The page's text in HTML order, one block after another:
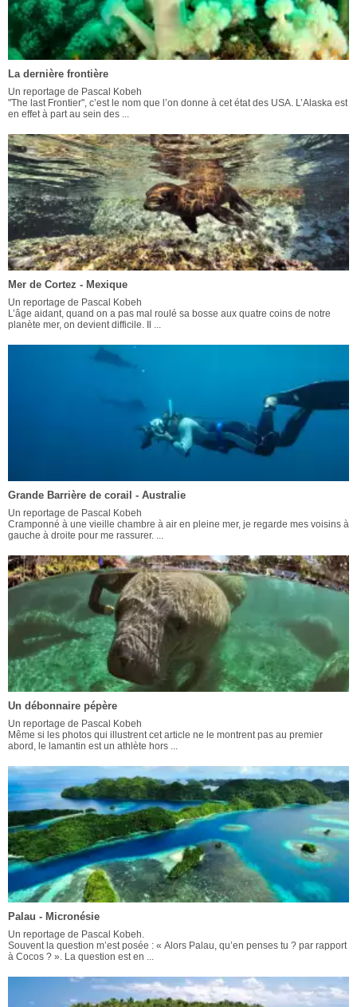
La dernière frontière
Un reportage de Pascal Kobeh
"The last Frontier", c’est le nom que l’on donne à cet état des USA. L’Alaska est
en effet à part au sein des ...
Mer de Cortez - Mexique
Un reportage de Pascal Kobeh
L’âge aidant, quand on a pas mal roulé sa bosse aux quatre coins de notre
planète mer, on devient difficile. Il ...
Grande Barrière de corail - Australie
Un reportage de Pascal Kobeh
Cramponné à une vieille chambre à air en pleine mer, je regarde mes voisins à
gauche à droite pour me rassurer. ...
Un débonnaire pépère
Un reportage de Pascal Kobeh
Même si les photos qui illustrent cet article ne le montrent pas au premier
abord, le lamantin est un athlète hors ...
Palau - Micronésie
Un reportage de Pascal Kobeh.
Souvent la question m’est posée : « Alors Palau, qu’en penses tu ? par rapport
à Cocos ? ». La question est en ...